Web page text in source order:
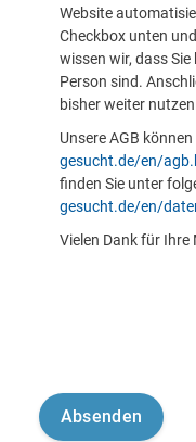
Website
Checkbox unten
wissen wir, dass
Person sind.
bisher weiter
Unsere AGB
gesucht.de/en/
finden Sie unter
gesucht.de/en/
Vielen Dank für Ihre